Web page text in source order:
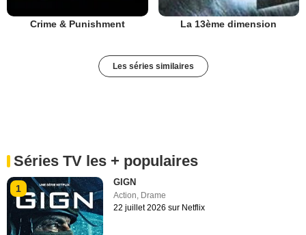
Crime & Punishment La 13ème dimension
Les séries similaires
Séries TV les + populaires
1
GIGN
Action, Drame
22 juillet 2026 sur Netflix